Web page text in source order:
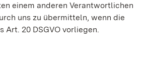
einem anderen Verantwortlichen
uns zu übermitteln, wenn die
Art. 20 DSGVO vorliegen.